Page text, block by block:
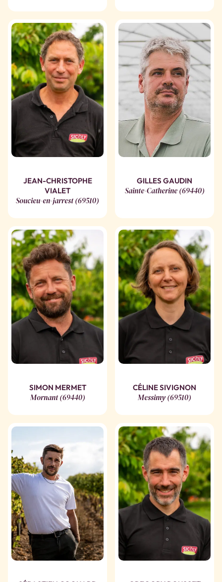
JEAN-CHRISTOPHE
VIALET
Soucieu-en-jarrest (69510)
GILLES GAUDIN
Sainte-Catherine (69440)
SIMON MERMET
Mornant (69440)
CÉLINE SIVIGNON
Messimy (69510)